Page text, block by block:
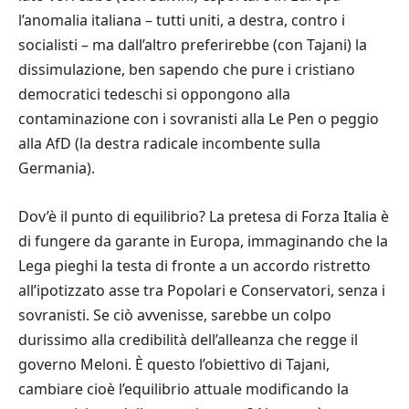
l’anomalia italiana – tutti uniti, a destra, contro i
socialisti – ma dall’altro preferirebbe (con Tajani) la
dissimulazione, ben sapendo che pure i cristiano
democratici tedeschi si oppongono alla
contaminazione con i sovranisti alla Le Pen o peggio
alla AfD (la destra radicale incombente sulla
Germania).
Dov’è il punto di equilibrio? La pretesa di Forza Italia è
di fungere da garante in Europa, immaginando che la
Lega pieghi la testa di fronte a un accordo ristretto
all’ipotizzato asse tra Popolari e Conservatori, senza i
sovranisti. Se ciò avvenisse, sarebbe un colpo
durissimo alla credibilità dell’alleanza che regge il
governo Meloni. È questo l’obiettivo di Tajani,
cambiare cioè l’equilibrio attuale modificando la